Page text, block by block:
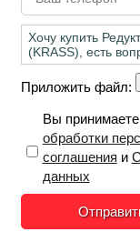
Приложить файл:
Вы
обработки
соглашения и
данных